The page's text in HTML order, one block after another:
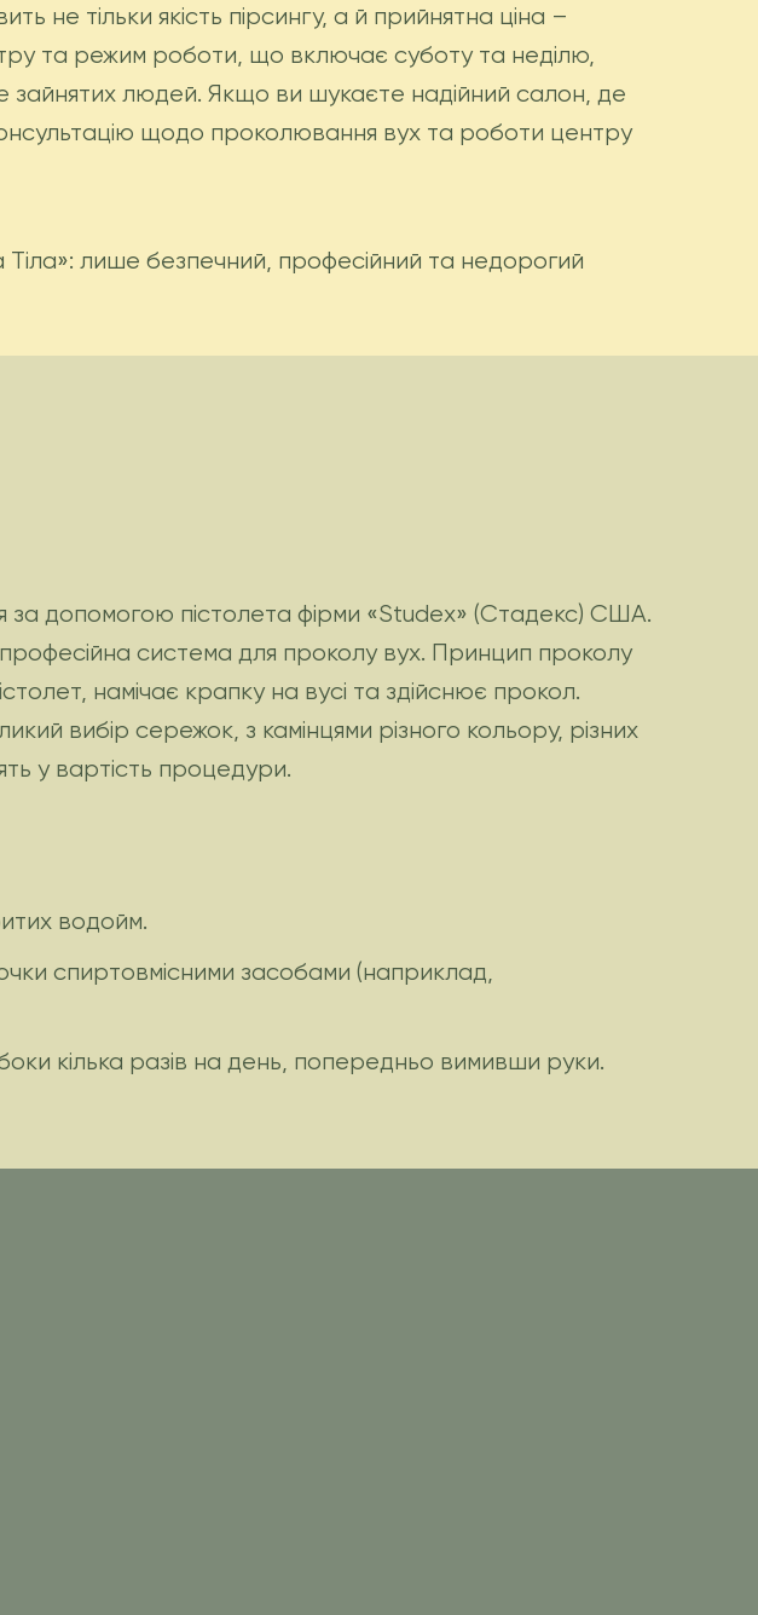
не тільки якість пірсингу, а й прийнятна ціна –
та режим роботи, що включає суботу та неділю,
зайнятих людей. Якщо ви шукаєте надійний салон, де
щодо проколювання вух та роботи центру
лише безпечний, професійний та недорогий
допомогою пістолета фірми «Studex» (Стадекс) США.
система для проколу вух. Принцип проколу
намічає крапку на вусі та здійснює прокол.
вибір сережок, з камінцями різного кольору, різних
у вартість процедури.
водойм.
спиртовмісними засобами (наприклад,
кілька разів на день, попередньо вимивши руки.